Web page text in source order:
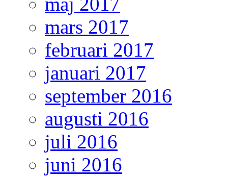
mars 2017
februari 2017
januari 2017
september 2016
augusti 2016
juli 2016
juni 2016